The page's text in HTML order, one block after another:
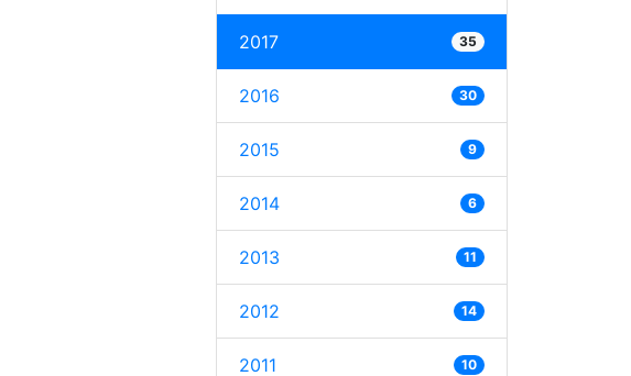
2017 35
2016 30
2015 9
2014 6
2013 11
2012 14
2011 10